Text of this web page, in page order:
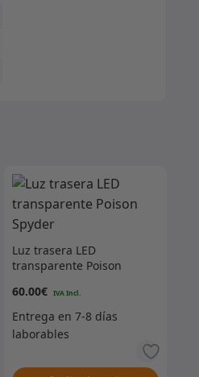
Luz trasera LED
transparente Poison
60.00€